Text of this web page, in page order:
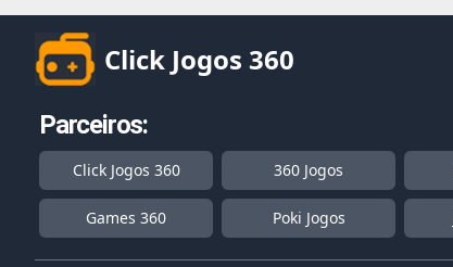
Click Jogos 360
Parceiros:
Click Jogos 360 360 Jogos
Games 360 Poki Jogos